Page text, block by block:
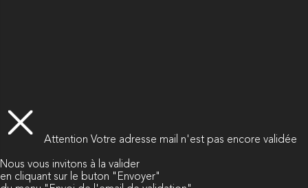
Attention Votre adresse mail n'est pas encore validée
Nous vous invitons à la valider
en cliquant sur le buton "Envoyer"